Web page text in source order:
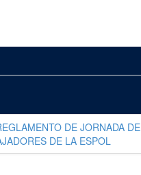
DE JORNADA
DE LA ESPOL